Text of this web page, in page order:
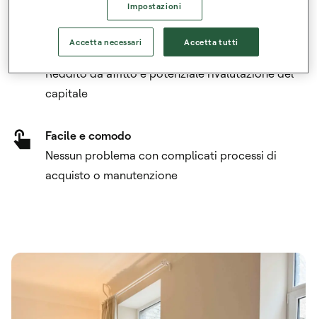
Flusso di reddito regolare
Reddito da affitto e potenziale rivalutazione del
capitale
Facile e comodo
Nessun problema con complicati processi di
acquisto o manutenzione
Impostazioni
Accetta necessari Accetta tutti